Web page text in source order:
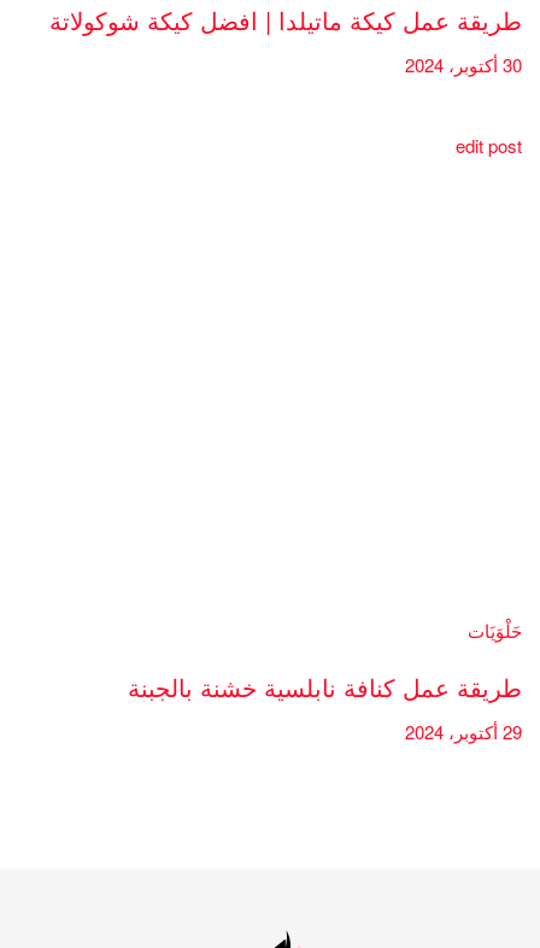
طريقة عمل كيكة ماتيلدا | افضل كيكة شوكولاتة
30 أكتوبر، 2024
edit post
حَلْوَيَات
طريقة عمل كنافة نابلسية خشنة بالجبنة
29 أكتوبر، 2024